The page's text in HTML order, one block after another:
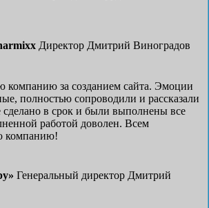
Директор Дмитрий Виноградов
компанию за созданием сайта. Эмоции
полностью сопроводили и рассказали
сделано в срок и были выполнены все
работой доволен. Всем
компанию!
Генеральный директор Дмитрий